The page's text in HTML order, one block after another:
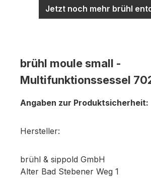
Jetzt noch mehr brühl
brühl moule small -
Multifunktionssessel
Angaben zur Produktsicherheit:
Hersteller:
brühl & sippold GmbH
Alter Bad Stebener Weg 1